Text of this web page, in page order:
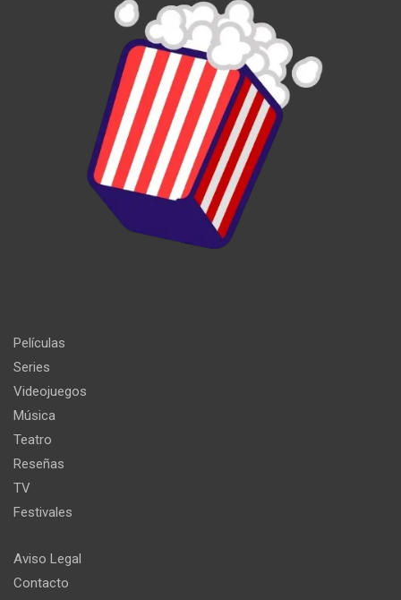
Películas
Series
Videojuegos
Música
Teatro
Reseñas
TV
Festivales
Aviso Legal
Contacto